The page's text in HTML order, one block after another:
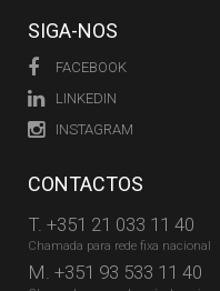
SIGA-NOS
FACEBOOK
LINKEDIN
INSTAGRAM
CONTACTOS
T. +351 21 033 11 40
Chamada para rede fixa nacional
M. +351 93 533 11 40